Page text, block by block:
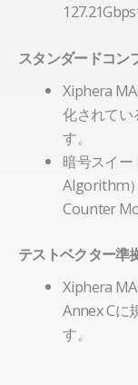
127.21Gbps
スタンダードコン
Xiphera
化されてい
す。
暗号スイー
Algorithm
Counter
テストベクター準
Xiphera
Annex Cに
す。